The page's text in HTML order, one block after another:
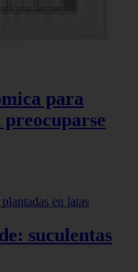
para
suculentas